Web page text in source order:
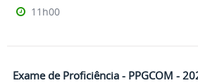
11h00
Exame de Proficiência - PPGCOM -